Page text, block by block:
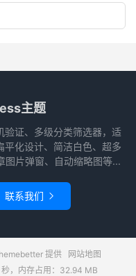
主题
验证、多级分类筛选器，适
平化设计、简洁白色、超多
图片弹窗、自动缩略图等...
联系我们 
提供
网站地图
，内存占用：32.94 MB